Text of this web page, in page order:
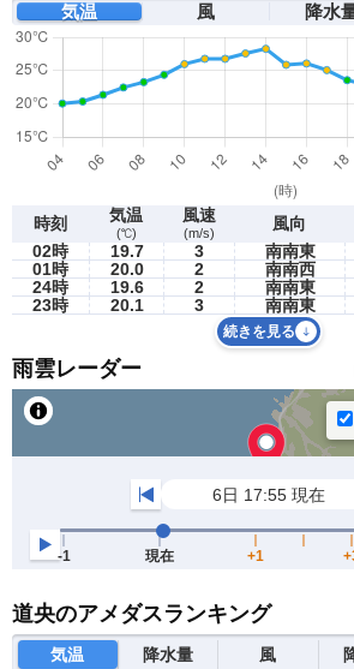
気温 風 降水
時刻 気温
(℃)
風速
(m/s) 風向
02時 19.7 3 南南東
01時
20.0 2 南南西
24時
19.6 2 南南東
23時
20.1 3 南南東
続きを見る
雨雲レーダー
道央のアメダスランキング
気温 降水量 風